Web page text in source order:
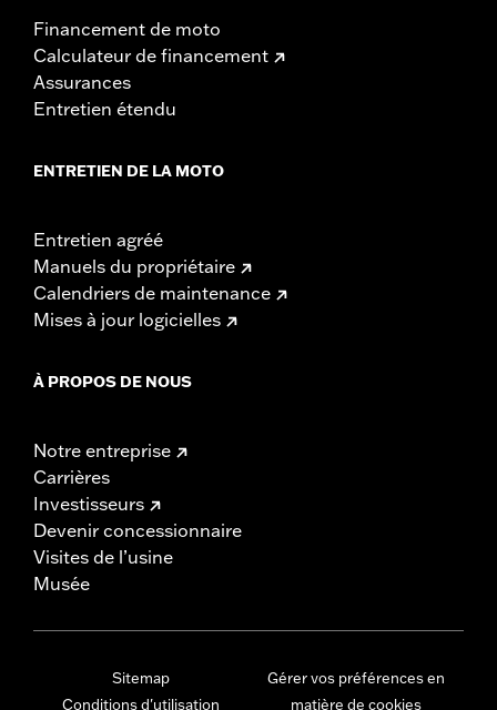
Financement de moto
Calculateur de financement
Assurances
Entretien étendu
ENTRETIEN DE LA MOTO
Entretien agréé
Manuels du propriétaire
Calendriers de maintenance
Mises à jour logicielles
À PROPOS DE NOUS
Notre entreprise
Carrières
Investisseurs
Devenir concessionnaire
Visites de l’usine
Musée
Sitemap
Conditions d'utilisation
Gérer vos préférences en
matière de cookies